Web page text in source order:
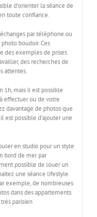
d’orienter la séance de
toute confiance.
par téléphone ou
boudoir. Ces
des exemples de prises
des recherches de
attentes.
1h, mais il est possible
effectuer ou de votre
davantage de photos que
est possible d’ajouter une
en studio pour un style
bord de mer par
possible de louer un
une séance lifestyle
exemple, de nombreuses
dans des appartements
parisien